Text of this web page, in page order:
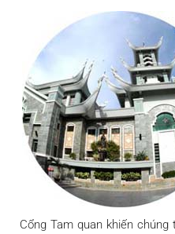
Cổng Tam quan khiến